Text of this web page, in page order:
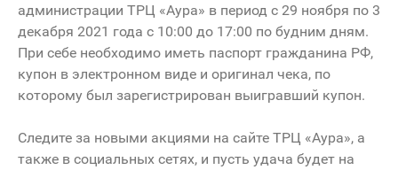
администрации ТРЦ «Аура» в период с 29 ноября по 3
декабря 2021 года с 10:00 до 17:00 по будним дням.
При себе необходимо иметь паспорт гражданина РФ,
купон в электронном виде и оригинал чека, по
которому был зарегистрирован выигравший купон.
Следите за новыми акциями на сайте ТРЦ «Аура», а
также в социальных сетях, и пусть удача будет на